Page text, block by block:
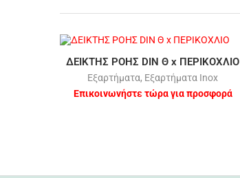
ΔΕΙΚΤΗΣ ΡΟΗΣ DIN Θ x ΠΕΡΙΚΟΧΛΙΟ
Εξαρτήματα, Εξαρτήματα Inox
Επικοινωνήστε τώρα για προσφορά